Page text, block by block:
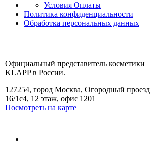
Условия Оплаты
Политика конфиденциальности
Обработка персональных данных
Официальный представитель косметики
KLAPP в России.
127254, город Москва, Огородный проезд
16/1с4, 12 этаж, офис 1201
Посмотреть на карте